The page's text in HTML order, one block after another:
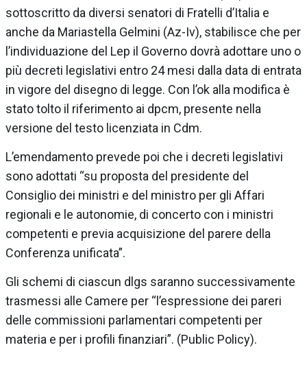
sottoscritto da diversi senatori di Fratelli d’Italia e
anche da Mariastella Gelmini (Az-Iv), stabilisce che per
l’individuazione del Lep il Governo dovrà adottare uno o
più decreti legislativi entro 24 mesi dalla data di entrata
in vigore del disegno di legge. Con l’ok alla modifica è
stato tolto il riferimento ai dpcm, presente nella
versione del testo licenziata in Cdm.
L’emendamento prevede poi che i decreti legislativi
sono adottati “su proposta del presidente del
Consiglio dei ministri e del ministro per gli Affari
regionali e le autonomie, di concerto con i ministri
competenti e previa acquisizione del parere della
Conferenza unificata”.
Gli schemi di ciascun dlgs saranno successivamente
trasmessi alle Camere per “l’espressione dei pareri
delle commissioni parlamentari competenti per
materia e per i profili finanziari”. (Public Policy).